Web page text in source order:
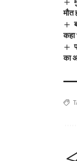
मौत
कहा
का